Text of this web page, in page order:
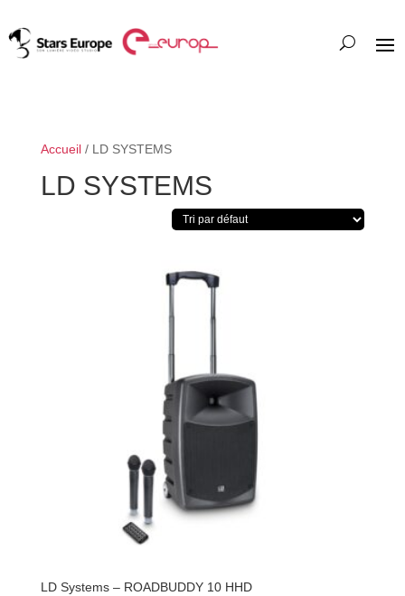
Accueil/ LD SYSTEMS
LD SYSTEMS
LD Systems – ROADBUDDY 10 HHD